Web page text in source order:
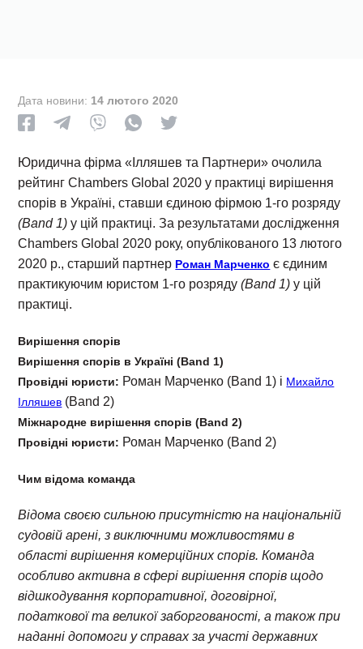
Дата новини: 14 лютого 2020
Юридична фірма «Ілляшев та Партнери» очолила
рейтинг Chambers Global 2020 у практиці вирішення
спорів в Україні, ставши єдиною фірмою 1-го розряду
(Band 1) у цій практиці. За результатами дослідження
Chambers Global 2020 року, опублікованого 13 лютого
2020 р., старший партнер Роман Марченко є єдиним
практикуючим юристом 1-го розряду (Band 1) у цій
практиці.
Вирішення спорів
Вирішення спорів в Україні (Band 1)
Провідні юристи: Роман Марченко (Band 1) і Михайло
Ілляшев (Band 2)
Міжнародне вирішення спорів (Band 2)
Провідні юристи: Роман Марченко (Band 2)
Чим відома команда
Відома своєю сильною присутністю на національній
судовій арені, з виключними можливостями в
області вирішення комерційних спорів. Команда
особливо активна в сфері вирішення спорів щодо
відшкодування корпоративної, договірної,
податкової та великої заборгованості, а також при
наданні допомоги у справах за участі державних